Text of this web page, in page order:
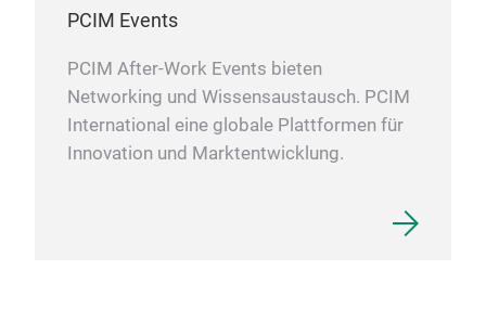
PCIM Events
PCIM After-Work Events bieten
Networking und Wissensaustausch. PCIM
International eine globale Plattformen für
Innovation und Marktentwicklung.